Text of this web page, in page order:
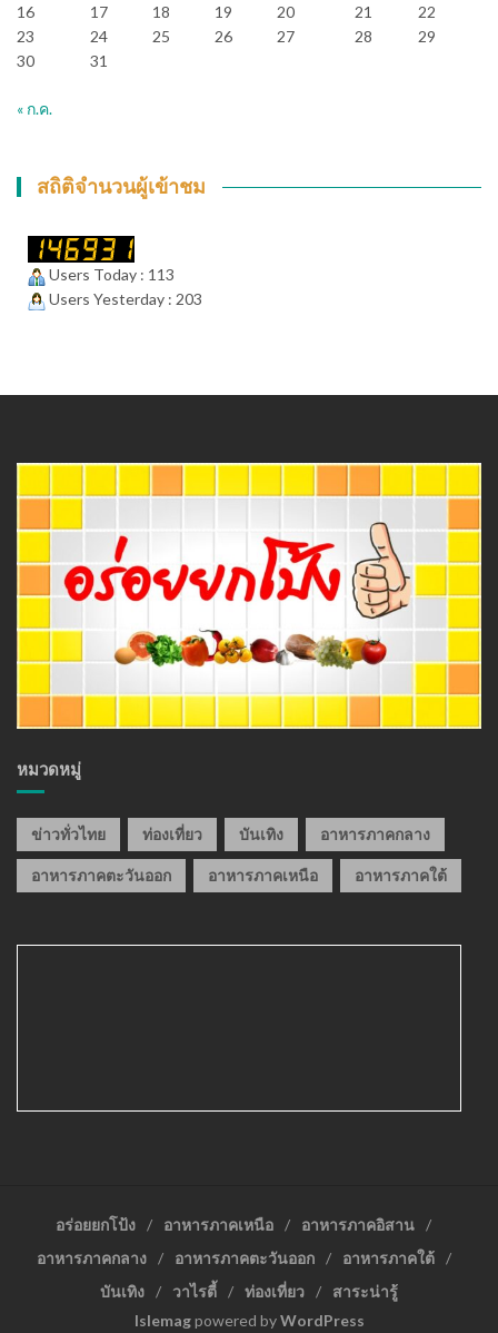
16
17 18 19 20 21
22
23
24 25 26 27 28
29
30
31
« ก.ค.
สถิติจำนวนผู้เข้าชม
Users Today : 113
Users Yesterday : 203
หมวดหมู่
ข่าวทั่วไทย ท่องเที่ยว บันเทิง อาหารภาคกลาง
อาหารภาคตะวันออก อาหารภาคเหนือ อาหารภาคใต้
อร่อยยกโป้ง อาหารภาคเหนือ
อาหารภาคอิสาน
อาหารภาคกลาง
อาหารภาคตะวันออก
อาหารภาคใต้
บันเทิง
วาไรตี้ ท่องเที่ยว
สาระน่ารู้
Islemagpowered byWordPress